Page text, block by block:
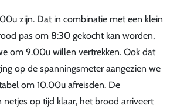
zijn. Dat in combinatie met een klein
pas om 8:30 gekocht kan worden,
om 9.00u willen vertrekken. Ook dat
op de spanningsmeter aangezien we
om 10.00u afreisden. De
op tijd klaar, het brood arriveert